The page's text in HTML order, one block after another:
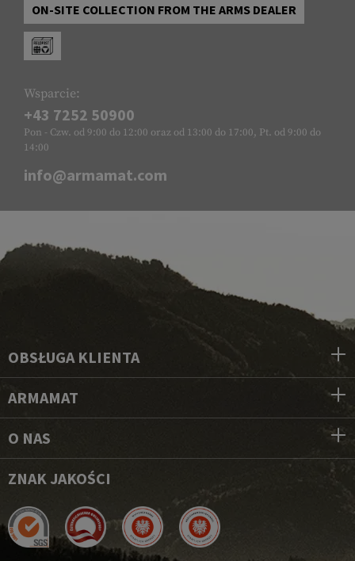
ON-SITE COLLECTION FROM THE ARMS DEALER
Wsparcie:
+43 7252 50900
Pon - Czw. od 9:00 do 12:00 oraz od 13:00 do 17:00, Pt. od 9:00 do
14:00
info@armamat.com
OBSŁUGA KLIENTA
ARMAMAT
O NAS
ZNAK JAKOŚCI